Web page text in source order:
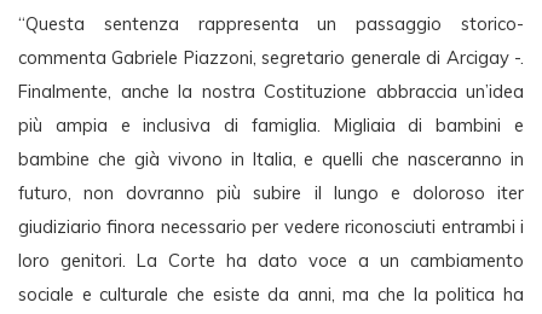
“Questa sentenza rappresenta un passaggio storico-
commenta Gabriele Piazzoni, segretario generale di Arcigay -.
Finalmente, anche la nostra Costituzione abbraccia un’idea
più ampia e inclusiva di famiglia. Migliaia di bambini e
bambine che già vivono in Italia, e quelli che nasceranno in
futuro, non dovranno più subire il lungo e doloroso iter
giudiziario finora necessario per vedere riconosciuti entrambi i
loro genitori. La Corte ha dato voce a un cambiamento
sociale e culturale che esiste da anni, ma che la politica ha